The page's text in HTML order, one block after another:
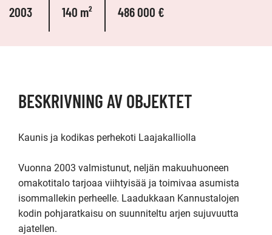
2003 140 m² 486 000 €
BESKRIVNING AV OBJEKTET
Kaunis ja kodikas perhekoti Laajakalliolla
Vuonna 2003 valmistunut, neljän makuuhuoneen
omakotitalo tarjoaa viihtyisää ja toimivaa asumista
isommallekin perheelle. Laadukkaan Kannustalojen
kodin pohjaratkaisu on suunniteltu arjen sujuvuutta
ajatellen.